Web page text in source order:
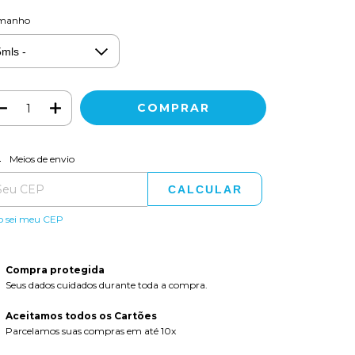
para o CEP:
Meios de envio
CALCULAR
sei meu CEP
Compra protegida
Seus dados cuidados durante toda a compra.
Aceitamos todos os Cartões
Parcelamos suas compras em até 10x